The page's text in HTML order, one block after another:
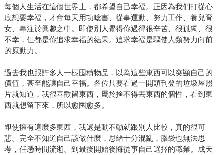
每個人生活在這個世界上，都希望自己幸福。正因為我們打從心
底想要幸福，才會每天用功唸書、從事運動、努力工作、養兒育
女、專注於興趣之中。即使別人覺得你過得很辛苦、很孤獨、很
不幸，但都是你追求幸福的結果。追求幸福是驅使人類努力向前
的原動力。
過去我也跟許多人一樣囤積物品，以為這些東西可以突顯自己的
價值，甚至能讓自己幸福。各位只要看過一開頭刊登的垃圾屋照
片就知道，我很喜歡留東西，屬於捨不得丟東西的個性，看到東
西就想留下來，所以愈囤愈多。
即使擁有這麼多東西，我還是動不動就跟別人比較，真的很可
悲。完全不知道自己該做什麼，思緒十分混亂，腦袋也無法思
考，任憑時間流逝。到最後開始後悔從事自己選擇的職業。成天